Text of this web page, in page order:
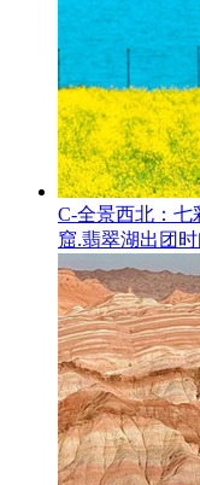
C-全景西北：七
窟.翡翠湖出团时